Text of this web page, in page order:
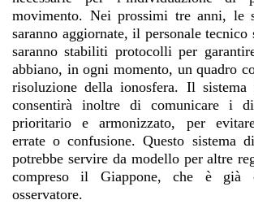
movimento. Nei prossimi tre anni, le
saranno aggiornate, il personale tecnico
saranno stabiliti protocolli per
abbiano, in ogni momento, un quadro
risoluzione della ionosfera. Il sistema
consentirà inoltre di comunicare i
prioritario e armonizzato, per
errate o confusione. Questo sistema
potrebbe servire da modello per altre
compreso il Giappone, che è già
osservatore.